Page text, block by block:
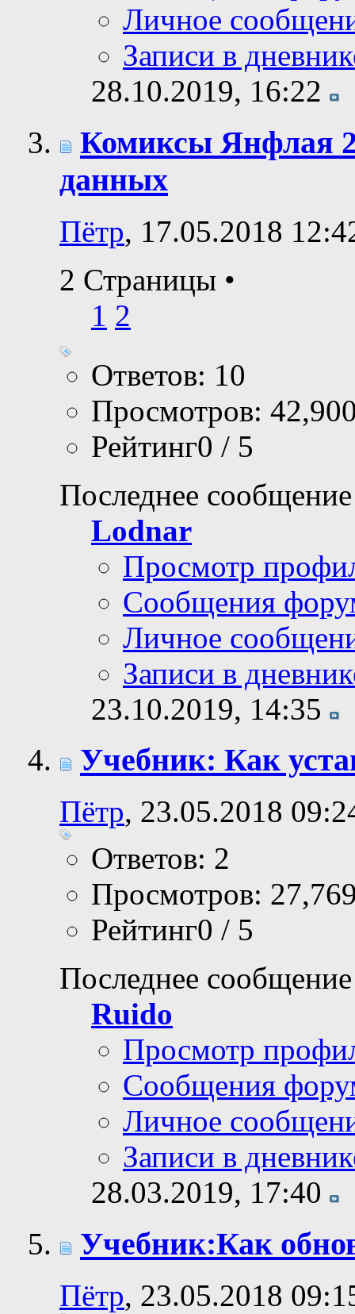
Личное
Записи в
28.10.2019, 16:22
Комиксы Янфлая
данных
Пётр, 17.05.2018
2 Страницы •
1 2
Ответов: 10
Просмотров:
Рейтинг0 / 5
Последнее
Lodnar
Просмотр
Сообщения
Личное
Записи в
23.10.2019, 14:35
Учебник: Как
Пётр, 23.05.2018
Ответов: 2
Просмотров:
Рейтинг0 / 5
Последнее
Ruido
Просмотр
Сообщения
Личное
Записи в
28.03.2019, 17:40
Учебник:Как
Пётр, 23.05.2018